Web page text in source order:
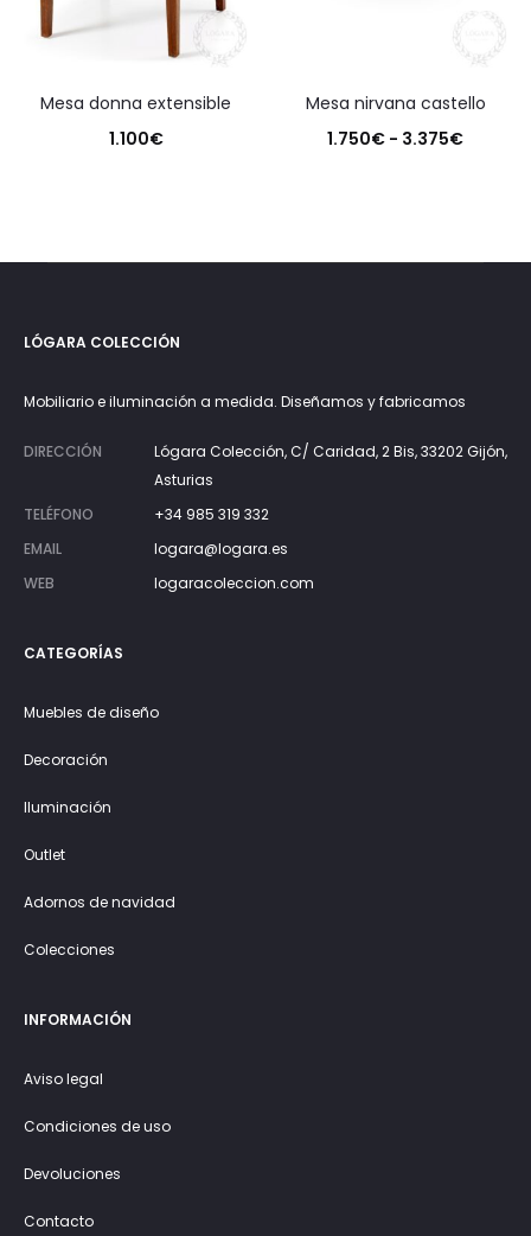
mesa donna extensible
1.100€
mesa nirvana castello
1.750€ - 3.375€Rango
LÓGARA COLECCIÓN
Mobiliario e iluminación a medida. Diseñamos y fabricamos
DIRECCIÓN
Lógara Colección, C/ Caridad, 2 Bis, 33202 Gijón,
Asturias
TELÉFONO
+34 985 319 332
EMAIL
logara@logara.es
WEB
logaracoleccion.com
CATEGORÍAS
Muebles de diseño
Decoración
Iluminación
Outlet
Adornos de navidad
Colecciones
INFORMACIÓN
Aviso legal
Condiciones de uso
Devoluciones
Contacto